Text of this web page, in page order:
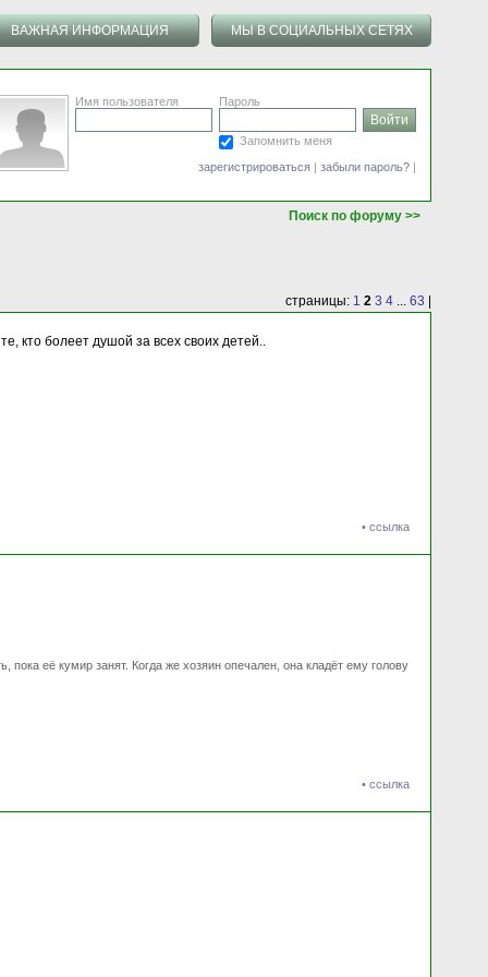
ВАЖНАЯ ИНФОРМАЦИЯ МЫ В СОЦИАЛЬНЫХ СЕТЯХ
Имя пользователя Пароль
Запомнить меня
зарегистрироваться | забыли пароль? |
Поиск по форуму >>
страницы: 1 2 3 4 ... 63
кто болеет душой за всех своих детей..
• ссылка
её кумир занят. Когда же хозяин опечален, она кладёт ему голову
• ссылка